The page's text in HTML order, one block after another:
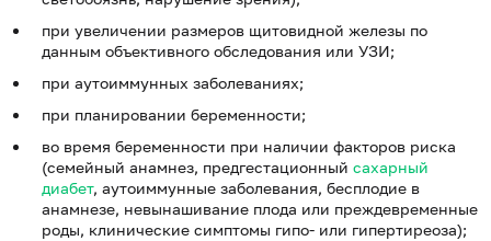
при увеличении размеров щитовидной железы по
данным объективного обследования или УЗИ;
при аутоиммунных заболеваниях;
при планировании беременности;
во время беременности при наличии факторов риска
(семейный анамнез, предгестационный сахарный
диабет, аутоиммунные заболевания, бесплодие в
анамнезе, невынашивание плода или преждевременные
роды, клинические симптомы гипо- или гипертиреоза);